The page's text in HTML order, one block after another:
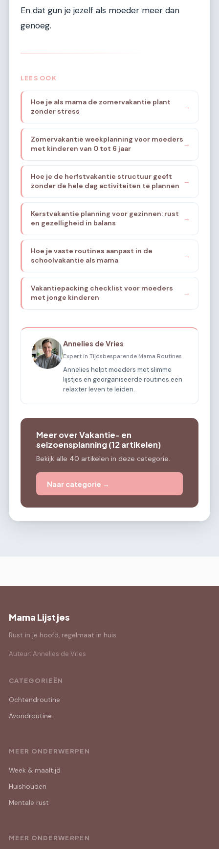
En dat gun je jezelf als moeder meer dan
genoeg.
LEES OOK
Hoe je als mama de zomervakantie plant
zonder stress
→
Zomervakantie weekplanning voor moeders
met kinderen van 0 tot 6 jaar
→
Hoe je de herfstvakantie structuur geeft
zonder de hele dag activiteiten te plannen
→
Kerstvakantie planning voor gezinnen: rust
en gezelligheid in balans
→
Hoe je vaste routines aanpast in de
schoolvakantie als mama
→
Vakantiepacking checklist voor moeders
met jonge kinderen
→
Annelies de Vries
Expert in Tijdsbesparende Mama Routines
Annelies helpt moeders met slimme
lijstjes en georganiseerde routines een
relaxter leven te leiden.
Meer over Vakantie- en
seizoensplanning (12 artikelen)
Bekijk alle 40 artikelen in deze categorie.
Naar categorie →
Mama Lijstjes
Rust in je hoofd, regelmaat in huis.
Auteur: Annelies de Vries
CATEGORIEËN
Ochtendroutine
Avondroutine
MEER ONDERWERPEN
Week & maaltijd
Huishouden
Mentale rust
MEER ONDERWERPEN